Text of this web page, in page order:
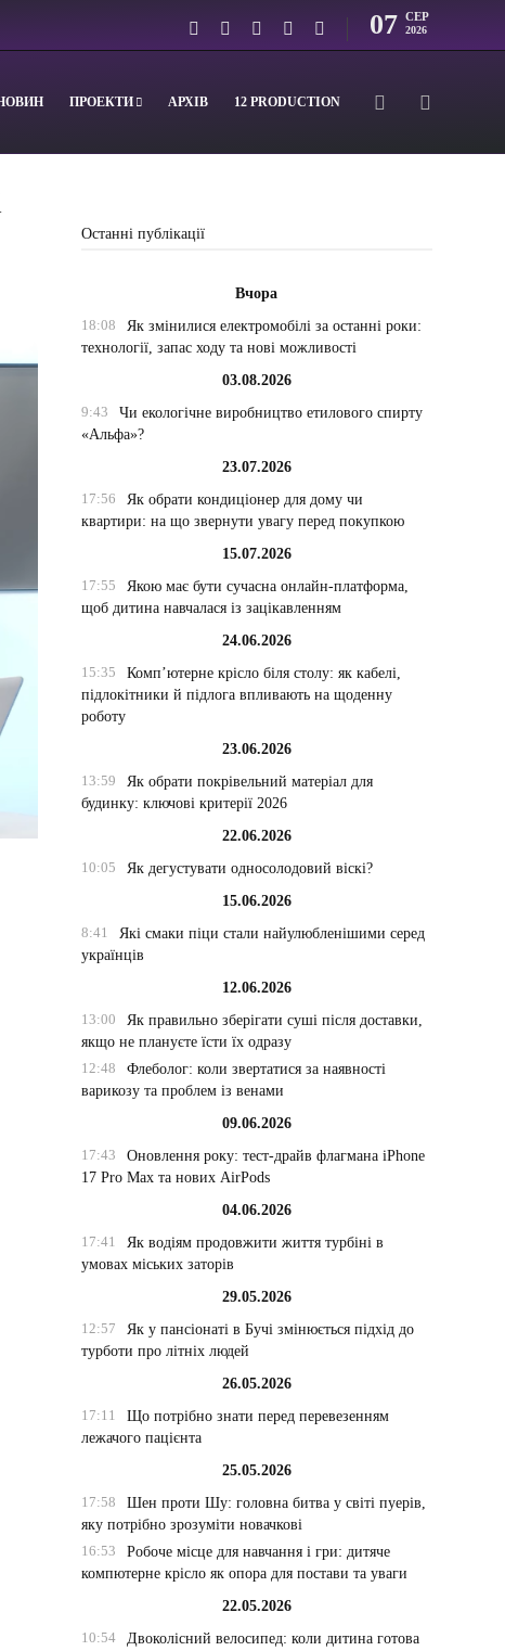
07 СЕР
2026
ПРОЕКТИ АРХІВ 12 PRODUCTION
Останні публікації
Вчора
18:08
Як змінилися електромобілі за останні роки:
технології, запас ходу та нові можливості
03.08.2026
9:43
Чи екологічне виробництво етилового спирту
«Альфа»?
23.07.2026
17:56
Як обрати кондиціонер для дому чи
квартири: на що звернути увагу перед покупкою
15.07.2026
17:55
Якою має бути сучасна онлайн-платформа,
щоб дитина навчалася із зацікавленням
24.06.2026
15:35
Комп’ютерне крісло біля столу: як кабелі,
підлокітники й підлога впливають на щоденну
роботу
23.06.2026
13:59
Як обрати покрівельний матеріал для
будинку: ключові критерії 2026
22.06.2026
10:05
Як дегустувати односолодовий віскі?
15.06.2026
8:41
Які смаки піци стали найулюбленішими серед
українців
12.06.2026
13:00
Як правильно зберігати суші після доставки,
якщо не плануєте їсти їх одразу
12:48
Флеболог: коли звертатися за наявності
варикозу та проблем із венами
09.06.2026
17:43
Оновлення року: тест-драйв флагмана iPhone
17 Pro Max та нових AirPods
04.06.2026
17:41
Як водіям продовжити життя турбіні в
умовах міських заторів
29.05.2026
12:57
Як у пансіонаті в Бучі змінюється підхід до
турботи про літніх людей
26.05.2026
17:11
Що потрібно знати перед перевезенням
лежачого пацієнта
25.05.2026
17:58
Шен проти Шу: головна битва у світі пуерів,
яку потрібно зрозуміти новачкові
16:53
Робоче місце для навчання і гри: дитяче
компютерне крісло як опора для постави та уваги
22.05.2026
10:54
Двоколісний велосипед: коли дитина готова